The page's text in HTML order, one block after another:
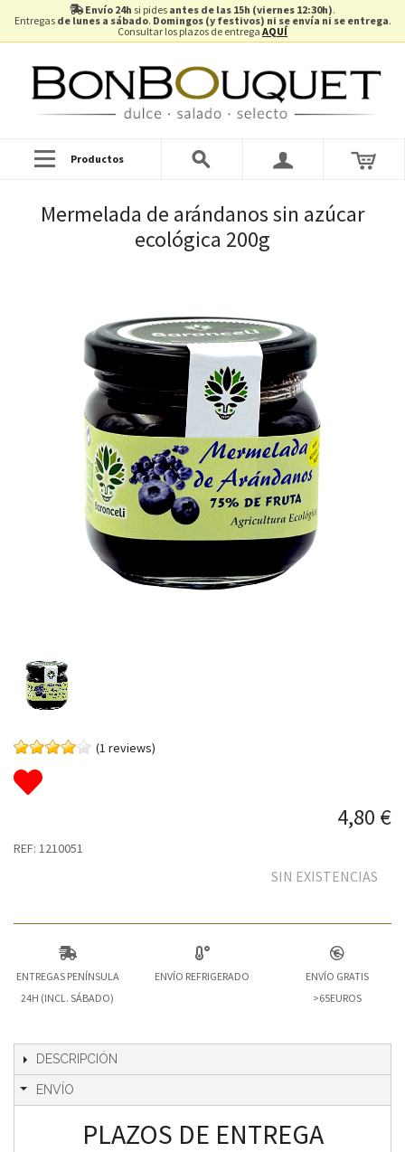
Envío 24h si pides antes de las 15h (viernes 12:30h).
Entregas de lunes a sábado. Domingos (y festivos) ni se envía ni se entrega.
Consultar los plazos de entrega AQUÍ
Productos
Mermelada de arándanos sin azúcar
ecológica 200g
(1 reviews)
4,80 €
REF: 1210051
SIN EXISTENCIAS
ENTREGAS PENÍNSULA
24H (INCL. SÁBADO)
ENVÍO REFRIGERADO
ENVÍO GRATIS
>65EUROS
DESCRIPCIÓN
ENVÍO
PLAZOS DE ENTREGA